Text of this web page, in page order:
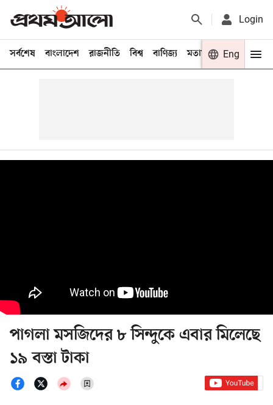
Login
সর্বশেষ বাংলাদেশ রাজনীতি বিশ্ব বাণিজ্য মতামত খেলা
Eng
পাগলা মসজিদের ৮ সিন্দুকে এবার মিলেছে
১৯ বস্তা টাকা